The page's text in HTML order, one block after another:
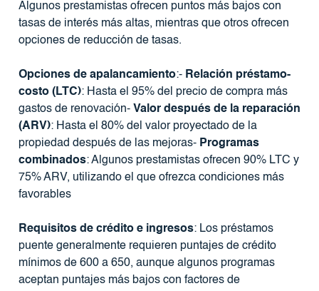
Algunos prestamistas ofrecen puntos más bajos con
tasas de interés más altas, mientras que otros ofrecen
opciones de reducción de tasas.
Opciones de apalancamiento:- Relación préstamo-
costo (LTC): Hasta el 95% del precio de compra más
gastos de renovación- Valor después de la reparación
(ARV): Hasta el 80% del valor proyectado de la
propiedad después de las mejoras- Programas
combinados: Algunos prestamistas ofrecen 90% LTC y
75% ARV, utilizando el que ofrezca condiciones más
favorables
Requisitos de crédito e ingresos: Los préstamos
puente generalmente requieren puntajes de crédito
mínimos de 600 a 650, aunque algunos programas
aceptan puntajes más bajos con factores de